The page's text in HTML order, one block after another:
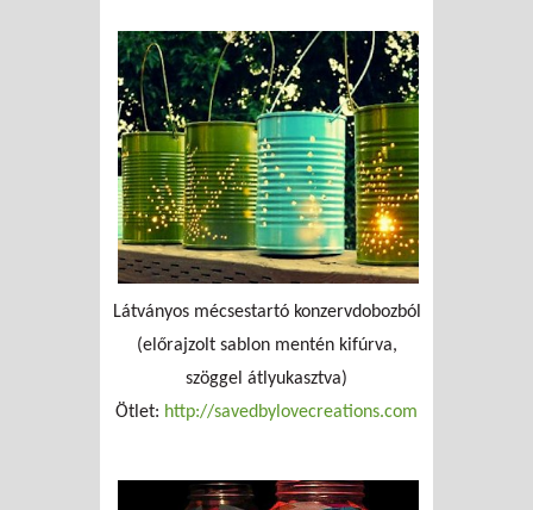
Látványos mécsestartó konzervdobozból
(előrajzolt sablon mentén kifúrva,
szöggel átlyukasztva)
Ötlet: http://savedbylovecreations.com